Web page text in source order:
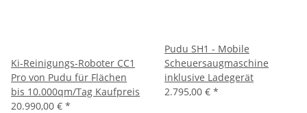
Ki-Reinigungs-Roboter CC1
Pro von Pudu für Flächen
bis 10.000qm/Tag Kaufpreis
20.990,00 € *
Pudu SH1 - Mobile
Scheuersaugmaschine
inklusive Ladegerät
2.795,00 € *